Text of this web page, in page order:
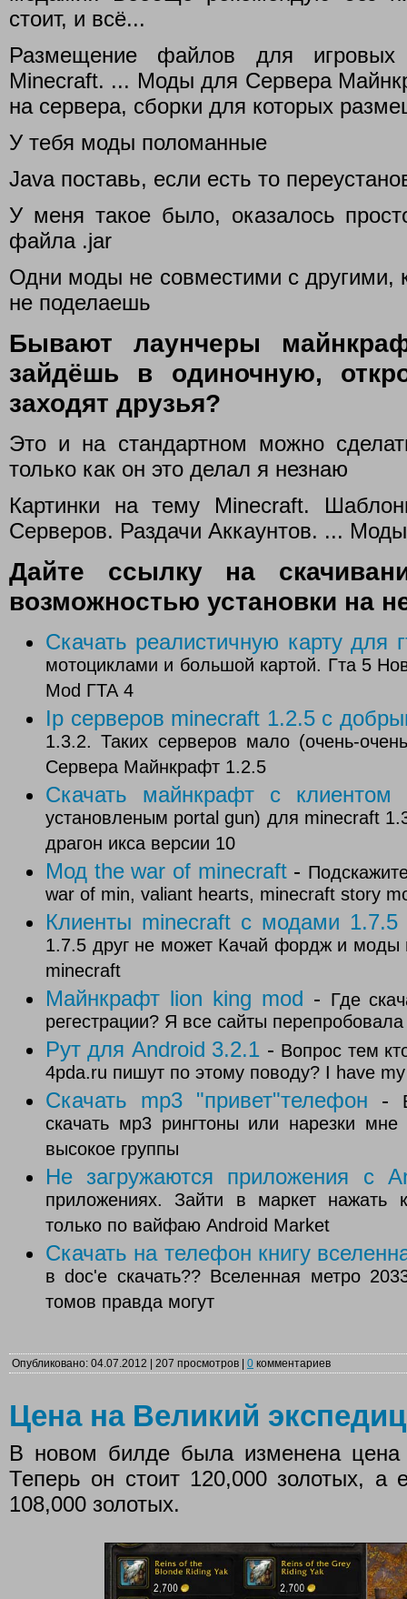
стоит, и всё...
Размещение файлов для игровых
Minecraft. ... Моды для Сервера
на сервера, сборки для которых
У тебя моды поломанные
Java поставь, если есть то
У меня такое было, оказалось
файла .jar
Одни моды не совместими с другими,
не поделаешь
Бывают лаунчеры
зайдёшь в одиночную,
заходят друзья?
Это и на стандартном можно
только как он это делал я незнаю
Картинки на тему Minecraft.
Серверов. Раздачи Аккаунтов. ...
Дайте ссылку на
возможностью установки на
Скачать реалистичную карту для
мотоциклами и большой картой. Гта 5
Mod ГТА 4
Ip серверов minecraft 1.2.5 c
1.3.2. Таких серверов мало (очень-
Сервера Майнкрафт 1.2.5
Скачать майнкрафт с клиентом
установленым portal gun) для minecraft
драгон икса версии 10
Мод the war of minecraft-
war of min, valiant hearts, minecraft story
Клиенты minecraft с модами 1.7.5
1.7.5 друг не может Качай фордж и
minecraft
Майнкрафт lion king mod - Где
регестрации? Я все сайты
Рут для Android 3.2.1 - Вопрос тем
4pda.ru пишут по этому поводу? I have
Скачать mp3 "привет"телефон -
скачать мр3 рингтоны или нарезки
высокое группы
Не загружаются приложения с
приложениях. Зайти в маркет нажать
только по вайфаю Android Market
Скачать на телефон книгу
в doc'е скачать?? Вселенная метро
томов правда могут
Опубликовано: 04.07.2012 | 207 просмотров | 0 комментариев
Цена на Великий
В новом билде была изменена цена
Теперь он стоит 120,000 золотых, а
108,000 золотых.